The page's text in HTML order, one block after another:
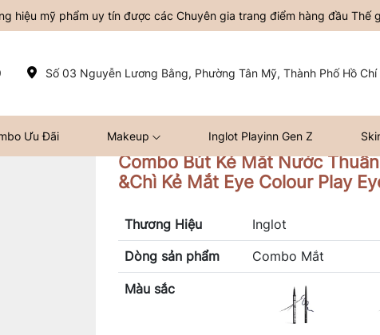
hiệu mỹ phẩm uy tín được các Chuyên gia trang điểm hàng đầu Thế
Số 03 Nguyễn Lương Bằng, Phường Tân Mỹ, Thành Phố Hồ Chí
Ưu Đãi Makeup Inglot Playinn Gen Z
Combo Bút Kẻ Mắt Nước
&Chì Kẻ Mắt Eye Colour Play
Thương Hiệu
Inglot
Dòng sản phẩm
Combo Mắt
Màu sắc